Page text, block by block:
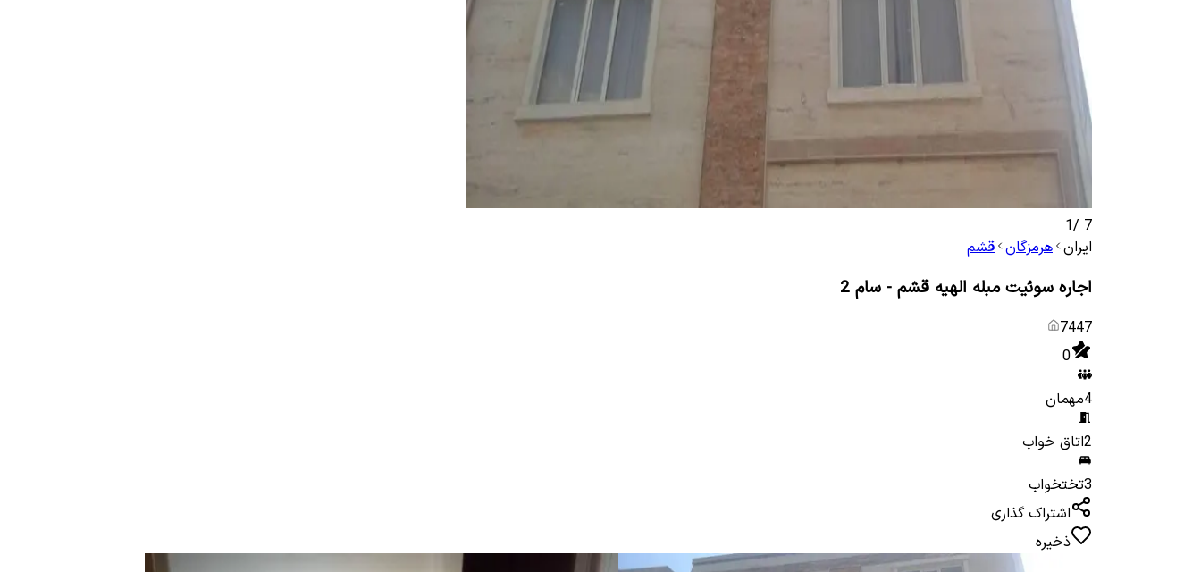
7
/
1
ایران هرمزگان قشم
اجاره سوئیت مبله الهیه قشم - سام 2
7447
0
4مهمان
2اتاق خواب
3تختخواب
اشتراک گذاری
ذخیره